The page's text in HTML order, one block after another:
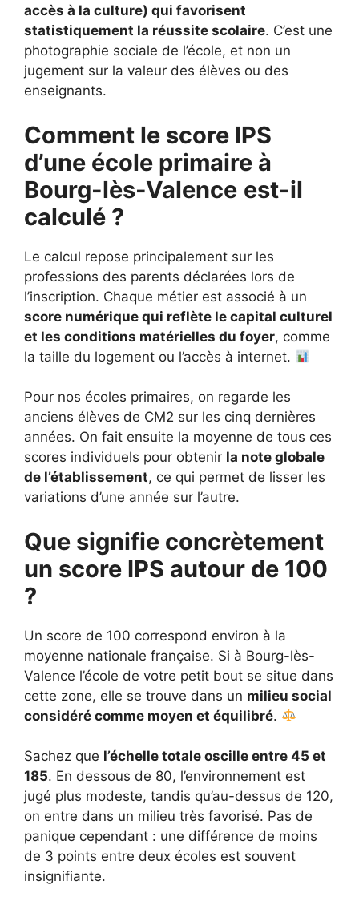
accès à la culture) qui favorisent
statistiquement la réussite scolaire. C’est une
photographie sociale de l’école, et non un
jugement sur la valeur des élèves ou des
enseignants.
Comment le score IPS
d’une école primaire à
Bourg-lès-Valence est-il
calculé ?
Le calcul repose principalement sur les
professions des parents déclarées lors de
l’inscription. Chaque métier est associé à un
score numérique qui reflète le capital culturel
et les conditions matérielles du foyer, comme
la taille du logement ou l’accès à internet.
Pour nos écoles primaires, on regarde les
anciens élèves de CM2 sur les cinq dernières
années. On fait ensuite la moyenne de tous ces
scores individuels pour obtenir la note globale
de l’établissement, ce qui permet de lisser les
variations d’une année sur l’autre.
Que signifie concrètement
un score IPS autour de 100
?
Un score de 100 correspond environ à la
moyenne nationale française. Si à Bourg-lès-
Valence l’école de votre petit bout se situe dans
cette zone, elle se trouve dans un milieu social
considéré comme moyen et équilibré.
Sachez que l’échelle totale oscille entre 45 et
185. En dessous de 80, l’environnement est
jugé plus modeste, tandis qu’au-dessus de 120,
on entre dans un milieu très favorisé. Pas de
panique cependant : une différence de moins
de 3 points entre deux écoles est souvent
insignifiante.